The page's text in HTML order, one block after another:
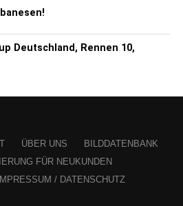
Deutschland, Rennen 10,
ÜBER UNS
BILDDATENBANK
FÜR NEUKUNDEN
/ DATENSCHUTZ